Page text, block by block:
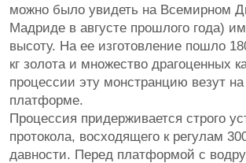
можно было увидеть на Всемирном
Мадриде в августе прошлого года)
высоту. На ее изготовление пошло
кг золота и множество драгоценных
процессии эту монстранцию везут
платформе.
Процессия придерживается строго
протокола, восходящего к регулам
давности. Перед платформой с